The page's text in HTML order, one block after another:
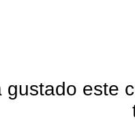
gustado este